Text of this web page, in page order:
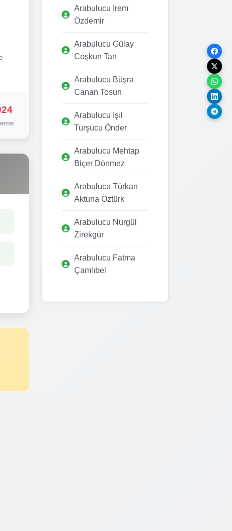
Arabulucu İrem
Özdemir
Arabulucu Gülay
Coşkun Tan
Arabulucu Büşra
Canan Tosun
Arabulucu Işıl
Turşucu Önder
Arabulucu Mehtap
Biçer Dönmez
Arabulucu Türkan
Aktuna Öztürk
Arabulucu Nurgül
Zirekgür
Arabulucu Fatma
Çamlıbel